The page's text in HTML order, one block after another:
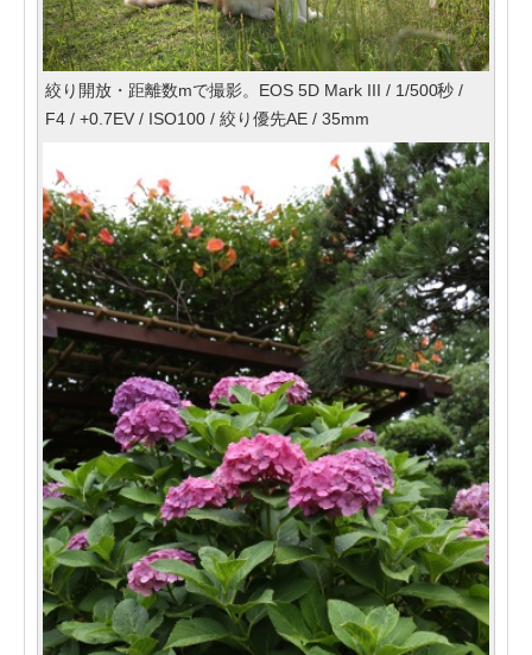
絞り開放・距離数mで撮影。EOS 5D Mark III / 1/500秒 /
F4 / +0.7EV / ISO100 / 絞り優先AE / 35mm